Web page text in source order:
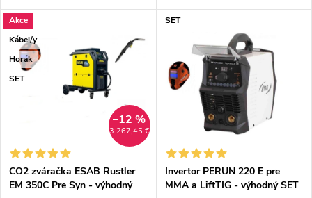
parametrov na...
od...
Akce
Kábel/y
Horák
SET
3 267,45 €
–12 %
CO2 zváračka ESAB Rustler
EM 350C Pre Syn - výhodný
SET
Invertor PERUN 220 E pre
MMA a LiftTIG - výhodný SET